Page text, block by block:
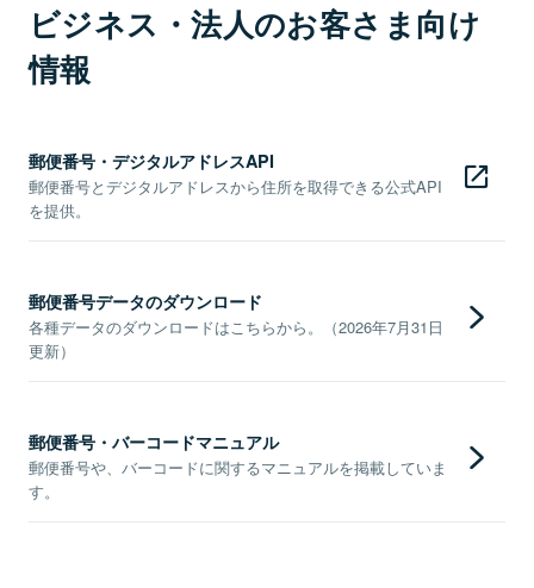
ビジネス・法人のお客さま向け
情報
郵便番号・デジタルアドレスAPI
郵便番号とデジタルアドレスから住所を取得できる公式API
を提供。
郵便番号データのダウンロード
各種データのダウンロードはこちらから。（2026年7月31日
更新）
郵便番号・バーコードマニュアル
郵便番号や、バーコードに関するマニュアルを掲載していま
す。